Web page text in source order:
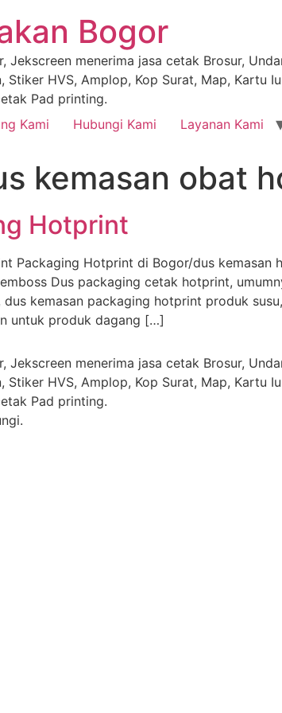
Bogor
Jekscreen menerima jasa cetak Brosur,
Stiker HVS, Amplop, Kop Surat, Map, Kartu
Pad printing.
Kami Hubungi Kami Layanan Kami
kemasan obat
Hotprint
Packaging Hotprint di Bogor/dus
Dus packaging cetak hotprint,
kemasan packaging hotprint produk
untuk produk dagang […]
Jekscreen menerima jasa cetak Brosur,
Stiker HVS, Amplop, Kop Surat, Map, Kartu
Pad printing.